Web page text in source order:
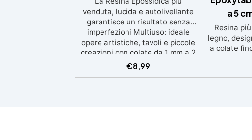
venduta, lucida e autolivellante
garantisce un risultato senza
imperfezioni Multiuso: ideale
opere artistiche, tavoli e piccole
creazioni con colate da 1 mm a 2
cm Resistente ai graffi e ai raggi
UV, garantendo opere durature,
€8,99
a 5
Resina
legno,
a colate
e